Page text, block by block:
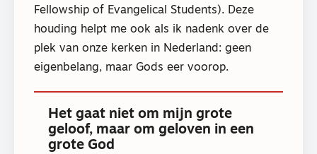
Fellowship of Evangelical Students). Deze
houding helpt me ook als ik nadenk over de
plek van onze kerken in Nederland: geen
eigenbelang, maar Gods eer voorop.
Het gaat niet om mijn grote
geloof, maar om geloven in een
grote God